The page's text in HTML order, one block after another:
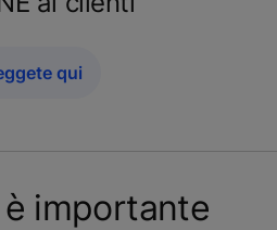
qui
importante